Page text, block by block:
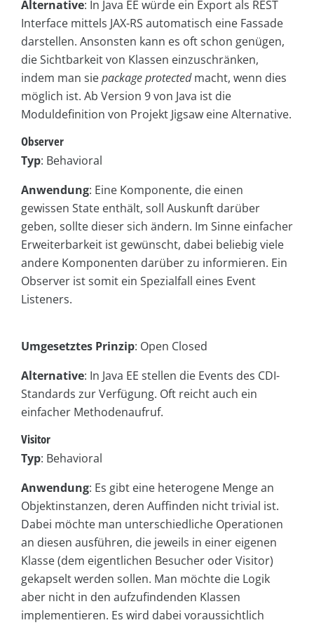
Alternative: In Java EE würde ein Export als REST
Interface mittels JAX-RS automatisch eine Fassade
darstellen. Ansonsten kann es oft schon genügen,
die Sichtbarkeit von Klassen einzuschränken,
indem man siepackage protectedmacht, wenn dies
möglich ist. Ab Version 9 von Java ist die
Moduldefinition von Projekt Jigsaw eine Alternative.
Observer
Typ: Behavioral
Anwendung: Eine Komponente, die einen
gewissen State enthält, soll Auskunft darüber
geben, sollte dieser sich ändern. Im Sinne einfacher
Erweiterbarkeit ist gewünscht, dabei beliebig viele
andere Komponenten darüber zu informieren. Ein
Observer ist somit ein Spezialfall eines Event
Listeners.
Umgesetztes Prinzip: Open Closed
Alternative: In Java EE stellen die Events des CDI-
Standards zur Verfügung. Oft reicht auch ein
einfacher Methodenaufruf.
Visitor
Typ: Behavioral
Anwendung: Es gibt eine heterogene Menge an
Objektinstanzen, deren Auffinden nicht trivial ist.
Dabei möchte man unterschiedliche Operationen
an diesen ausführen, die jeweils in einer eigenen
Klasse (dem eigentlichen Besucher oder Visitor)
gekapselt werden sollen. Man möchte die Logik
aber nicht in den aufzufindenden Klassen
implementieren. Es wird dabei voraussichtlich